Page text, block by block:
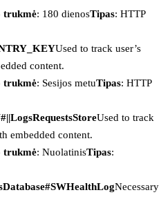
trukmė: 180 dienosTipas: HTTP
Used to track user’s
content.
trukmė: Sesijos metuTipas: HTTP
Used to track
embedded content.
trukmė: NuolatinisTipas:
Necessary